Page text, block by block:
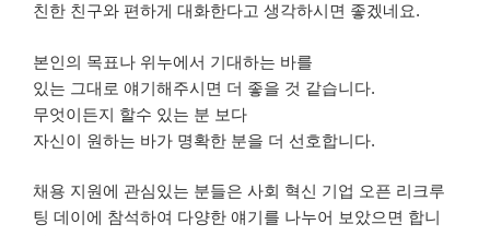
친한 친구와 편하게 대화한다고 생각하시면 좋겠네요.
본인의 목표나 위누에서 기대하는 바를
있는 그대로 얘기해주시면 더 좋을 것 같습니다.
무엇이든지 할수 있는 분 보다
자신이 원하는 바가 명확한 분을 더 선호합니다.
채용 지원에 관심있는 분들은 사회 혁신 기업 오픈 리크루
팅 데이에 참석하여 다양한 얘기를 나누어 보았으면 합니